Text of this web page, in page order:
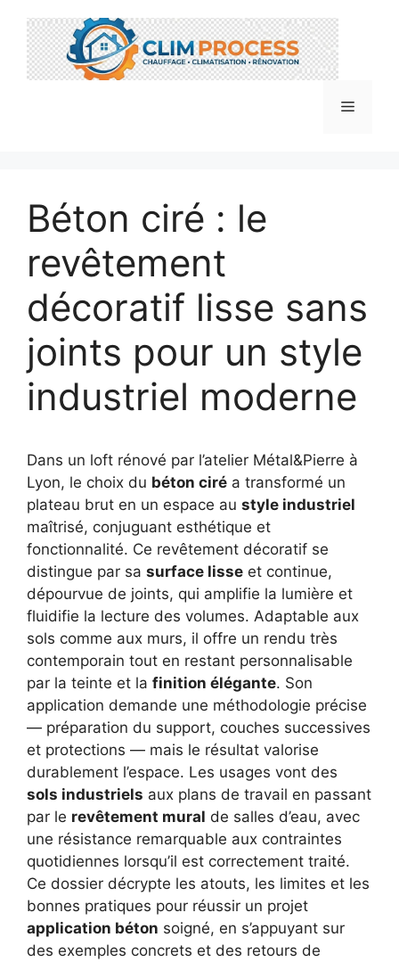
contenu
Menu
Béton ciré : le
revêtement
décoratif lisse sans
joints pour un style
industriel moderne
Dans un loft rénové par l’atelier Métal&Pierre à
Lyon, le choix du béton ciré a transformé un
plateau brut en un espace au style industriel
maîtrisé, conjuguant esthétique et
fonctionnalité. Ce revêtement décoratif se
distingue par sa surface lisse et continue,
dépourvue de joints, qui amplifie la lumière et
fluidifie la lecture des volumes. Adaptable aux
sols comme aux murs, il offre un rendu très
contemporain tout en restant personnalisable
par la teinte et la finition élégante. Son
application demande une méthodologie précise
— préparation du support, couches successives
et protections — mais le résultat valorise
durablement l’espace. Les usages vont des
sols industriels aux plans de travail en passant
par le revêtement mural de salles d’eau, avec
une résistance remarquable aux contraintes
quotidiennes lorsqu’il est correctement traité.
Ce dossier décrypte les atouts, les limites et les
bonnes pratiques pour réussir un projet
application béton soigné, en s’appuyant sur
des exemples concrets et des retours de